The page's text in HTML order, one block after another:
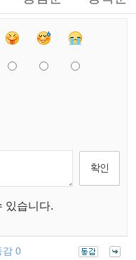
있습니다.
감 0